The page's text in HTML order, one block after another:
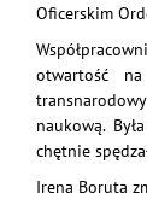
Oficerskim
otwartość
naukową.
chętnie
Irena Boruta